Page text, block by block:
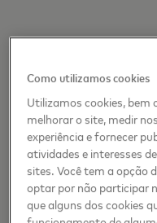
“Maranhão - Meu
total 8:32
O curta nos
preservação dos
documentário
Como utilizamos cookies
Utilizamos cookies, bem
melhorar o site, medir
experiência e fornecer
atividades e interesses
sites. Você tem a opção
optar por não participar
que alguns dos cookies